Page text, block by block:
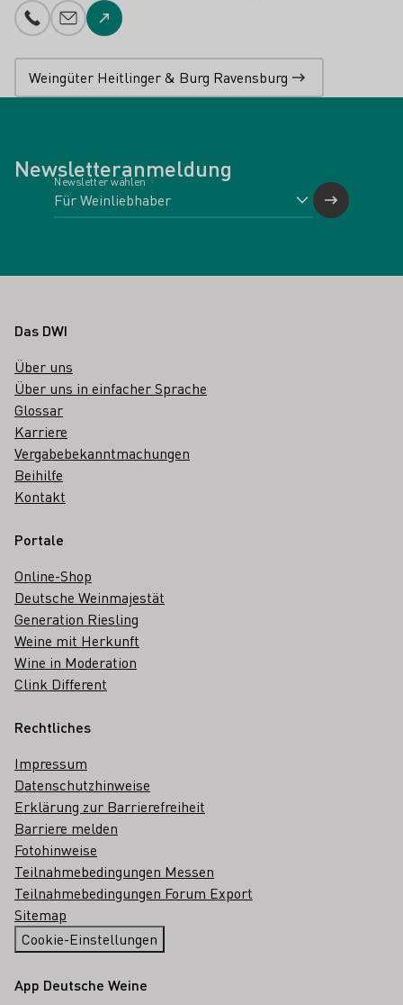
Telefonnummer
E-Mail-Adresse
Zur Website
Weingüter Heitlinger & Burg Ravensburg
Newsletteranmeldung
Newsletter wählen
Fußbereich
Das DWI
Über uns
Über uns in einfacher Sprache
Glossar
Karriere
Vergabebekanntmachungen
Beihilfe
Kontakt
Portale
Online-Shop
Deutsche Weinmajestät
Generation Riesling
Weine mit Herkunft
Wine in Moderation
Clink Different
Rechtliches
Impressum
Datenschutzhinweise
Erklärung zur Barrierefreiheit
Barriere melden
Fotohinweise
Teilnahmebedingungen Messen
Teilnahmebedingungen Forum Export
Sitemap
Cookie-Einstellungen
App Deutsche Weine